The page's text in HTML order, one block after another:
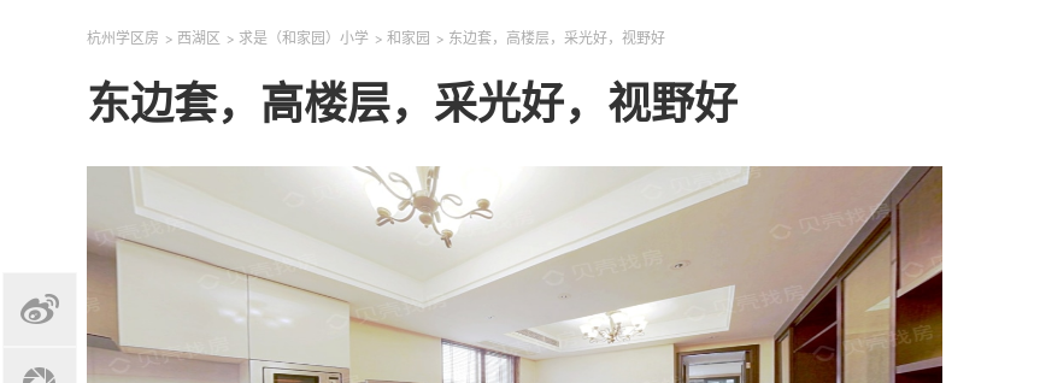
杭州学区房 > 西湖区 > 求是（和家园）小学 > 和家园 > 东边套，高楼层，采光好，视野好
东边套，高楼层，采光好，视野好